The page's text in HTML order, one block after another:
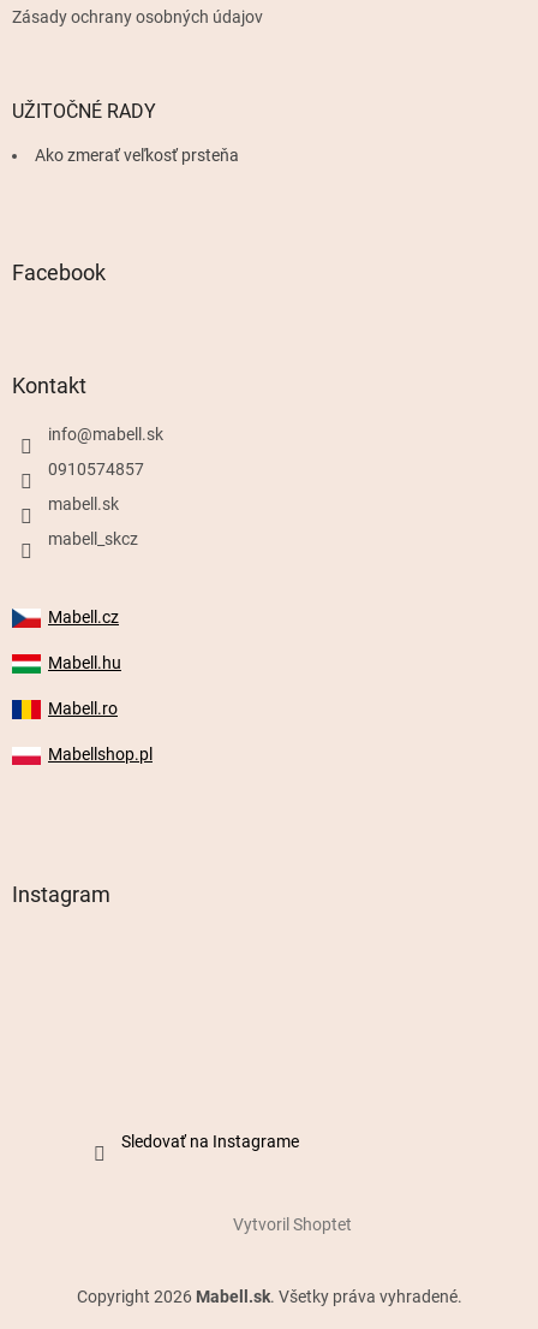
Zásady ochrany osobných údajov
UŽITOČNÉ RADY
Ako zmerať veľkosť prsteňa
Facebook
Kontakt
info@mabell.sk
0910574857
mabell.sk
mabell_skcz
Mabell.cz
Mabell.hu
Mabell.ro
Mabellshop.pl
Instagram
Sledovať na Instagrame
Vytvoril Shoptet
Copyright 2026 Mabell.sk. Všetky práva vyhradené.